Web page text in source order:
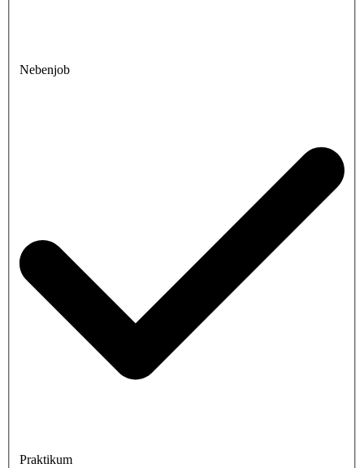
Nebenjob
Praktikum